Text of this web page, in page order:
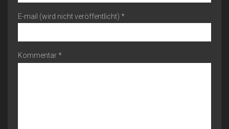
E-mail (wird nicht veröffentlicht) *
Kommentar *